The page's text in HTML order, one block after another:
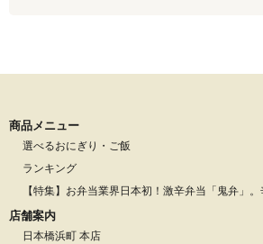
商品メニュー
選べるおにぎり・ご飯
ランキング
【特集】お弁当業界日本初！激辛弁当「鬼弁」
店舗案内
日本橋浜町 本店